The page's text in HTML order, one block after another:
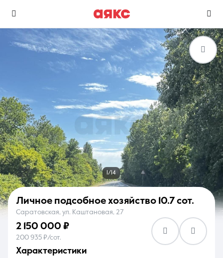
Избранное
0 объявлений
Сравнение
0 объявлений
Недвижимость Услуги
О компании Контакты
1/14
Личное подсобное хозяйство 10.7 сот.
Саратовская, ул. Каштановая, 27
2 150 000 ₽
200 935 ₽/сот.
характеристики